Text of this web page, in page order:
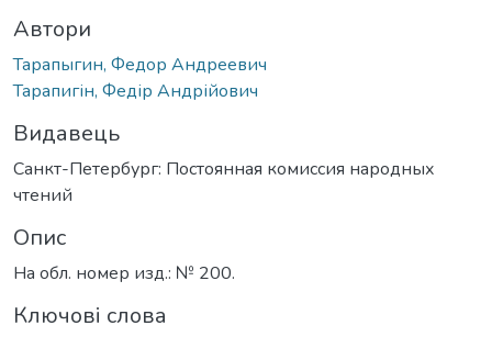
Автори
Тарапыгин, Федор Андреевич
Тарапигін, Федір Андрійович
Видавець
Санкт-Петербург: Постоянная комиссия народных
чтений
Опис
На обл. номер изд.: № 200.
Ключові слова